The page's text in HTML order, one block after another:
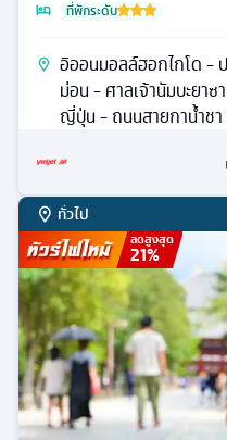
ที่พักระดับ
อิออนมอลล์ฮอกไกโด -
ม่อน - ศาลเจ้านัมบะยา
ญี่ปุ่น - ถนนสายกาน้ำชา
ทั่วไป
ลดสูงสุด
21%